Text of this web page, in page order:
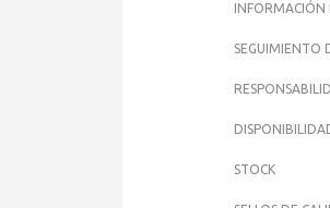
INFORMACIÓN
SEGUIMIENTO
STOCK